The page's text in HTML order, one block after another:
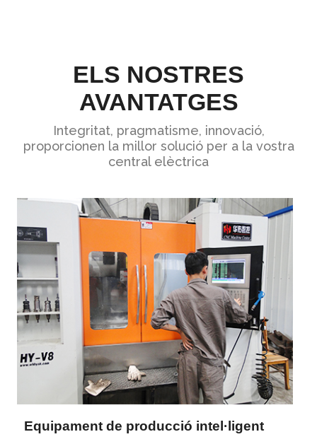
ELS NOSTRES
AVANTATGES
Integritat, pragmatisme, innovació,
proporcionen la millor solució per a la vostra
central elèctrica
Equipament de producció intel·ligent